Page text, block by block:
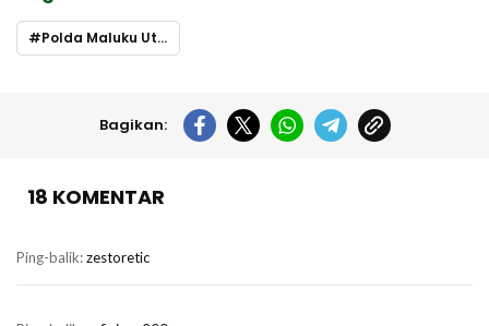
Polda Maluku Utara
Bagikan:
18 KOMENTAR
Ping-balik:zestoretic